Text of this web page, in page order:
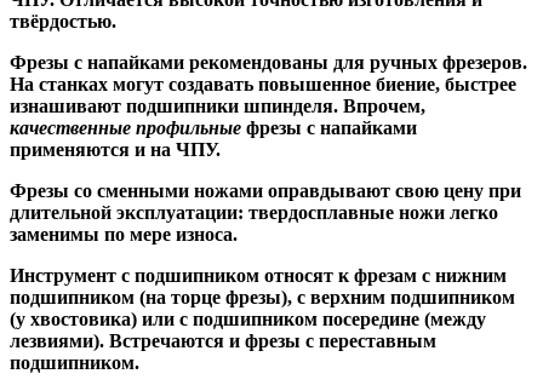
твёрдостью.
Фрезы с напайками рекомендованы для ручных фрезеров.
На станках могут создавать повышенное биение, быстрее
изнашивают подшипники шпинделя. Впрочем,
качественные профильные фрезы с напайками
применяются и на ЧПУ.
Фрезы со сменными ножами оправдывают свою цену при
длительной эксплуатации: твердосплавные ножи легко
заменимы по мере износа.
Инструмент с подшипником относят к фрезам с нижним
подшипником (на торце фрезы), с верхним подшипником
(у хвостовика) или с подшипником посередине (между
лезвиями). Встречаются и фрезы с переставным
подшипником.